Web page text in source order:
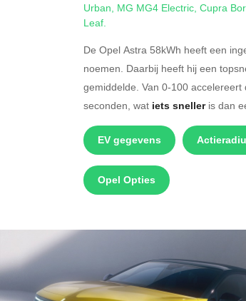
Urban, MG MG4 Electric, Cupra
Leaf.
De Opel Astra 58kWh heeft een
noemen. Daarbij heeft hij een
gemiddelde. Van 0-100
seconden, wat iets snelleris dan
EV gegevens
Opel Opties